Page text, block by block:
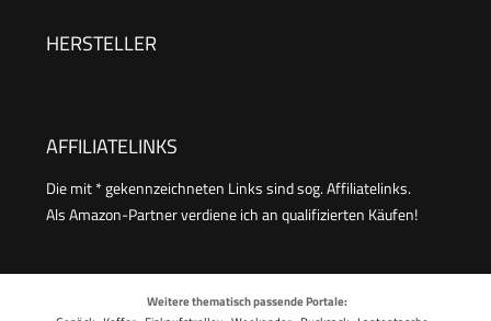
Leicht, 39 L, Schwarz (Black)
HERSTELLER
AFFILIATELINKS
Die mit * gekennzeichneten Links sind sog. Affiliatelinks.
Als Amazon-Partner verdiene ich an qualifizierten Käufen!
Weitere thematisch passende Portale: